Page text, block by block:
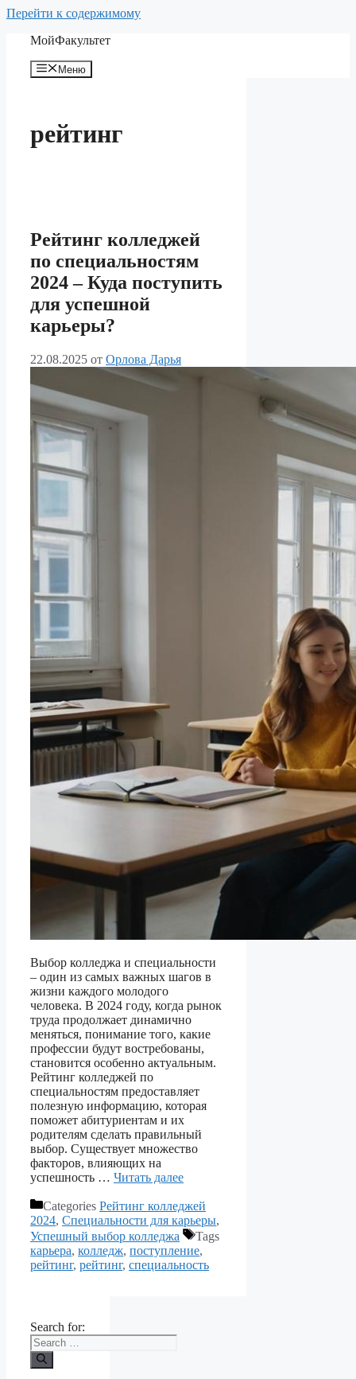
Перейти к содержимому
МойФакультет
Меню
рейтинг
Рейтинг колледжей
по специальностям
2024 – Куда поступить
для успешной
карьеры?
22.08.2025 от Орлова Дарья
Выбор колледжа и специальности
– один из самых важных шагов в
жизни каждого молодого
человека. В 2024 году, когда рынок
труда продолжает динамично
меняться, понимание того, какие
профессии будут востребованы,
становится особенно актуальным.
Рейтинг колледжей по
специальностям предоставляет
полезную информацию, которая
поможет абитуриентам и их
родителям сделать правильный
выбор. Существует множество
факторов, влияющих на
успешность … Читать далее
Categories Рейтинг колледжей
2024, Специальности для карьеры,
Успешный выбор колледжа
Tags
карьера, колледж, поступление,
рейтинг, рейтинг, специальность
Search for: